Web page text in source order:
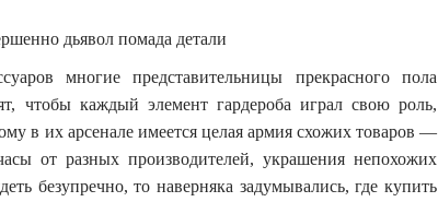
многие представительницы прекрасного пола
чтобы каждый элемент гардероба играл свою роль,
в их арсенале имеется целая армия схожих товаров —
от разных производителей, украшения непохожих
безупречно, то наверняка задумывались, где купить